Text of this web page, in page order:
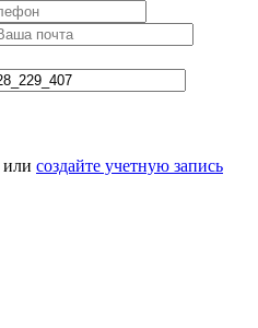
или создайте учетную запись